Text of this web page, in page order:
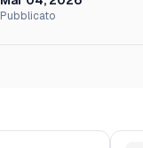
Pubblicato